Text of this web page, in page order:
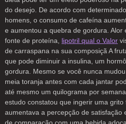
do desejo. De acordo com
homens, o consumo de cafeína
e aumentou a quebra de gordura. Alor
fonte de proteína, lipotril qual o Valor
de carraspana na sua composiçã A
que pode diminuir a insulina, um
gordura. Mesmo se você nunca
meia toranja antes com cada jantar
até mesmo um quilograma por
estudo constatou que ingerir uma
aumentava a percepção de satisfação
de comparação com uma bebida